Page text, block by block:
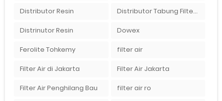
Distributor Resin Distributor Tabung Filter Air FRP1054 di Bandung
Distrinutor Resin Dowex
Ferolite Tohkemy filter air
Filter Air di Jakarta Filter Air Jakarta
Filter Air Penghilang Bau filter air ro